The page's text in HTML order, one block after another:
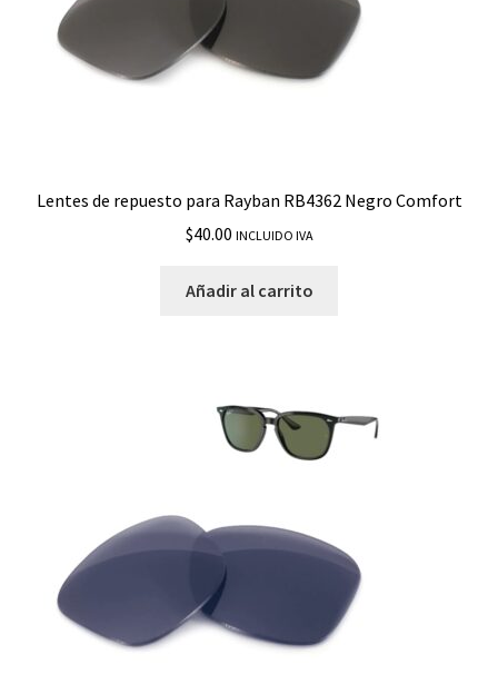
Lentes de repuesto para Rayban RB4362 Negro Comfort
$40.00 INCLUIDO IVA
Añadir al carrito